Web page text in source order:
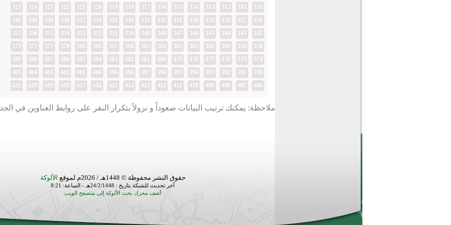
310
311
312
313
314
315
316
317
318
319
320
321
322
323
324
325
326
327
328
329
330
331
332
333
334
335
336
337
338
339
340
341
342
343
344
345
346
347
348
349
350
351
352
353
354
355
356
357
358
359
360
361
362
363
364
365
366
367
368
369
370
371
372
373
374
375
376
377
378
379
380
381
382
383
384
385
386
387
388
389
390
391
392
393
394
395
396
397
398
399
400
401
402
403
404
405
406
407
408
409
410
411
412
413
414
415
416
417
418
419
420
421
ملاحظة: يمكنك ترتيب البيانات صعوداً و نزولاً بتكرار النقر على روابط العناوين في
حقوق النشر محفوظة © 1448هـ / 2026م لموقع الألوكة
آخر تحديث للشبكة بتاريخ : 24/2/1448هـ - الساعة: 8:21
أضف محرك بحث الألوكة إلى متصفح الويب